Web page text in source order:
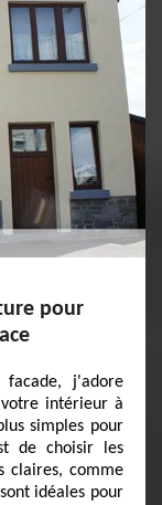
pour
j'adore
intérieur à
simples pour
de choisir les
claires, comme
idéales pour